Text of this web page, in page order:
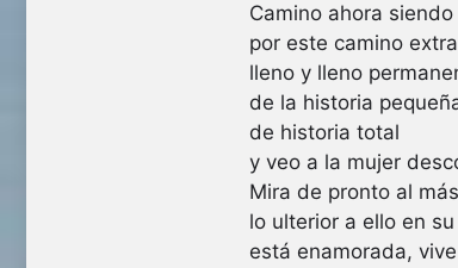
Camino ahora
por este camino
lleno y lleno
de la historia
de historia total
y veo a la mujer
Mira de pronto al
lo ulterior a ello en
está enamorada,